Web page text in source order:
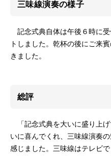
三味線演奏の様子
記念式典自体は午後６時に
トしました。乾杯の後にご来
きました。
総評
「記念式典を大いに盛り上
いに喜んでくれ、三味線演奏
感じました。三味線はテレビ